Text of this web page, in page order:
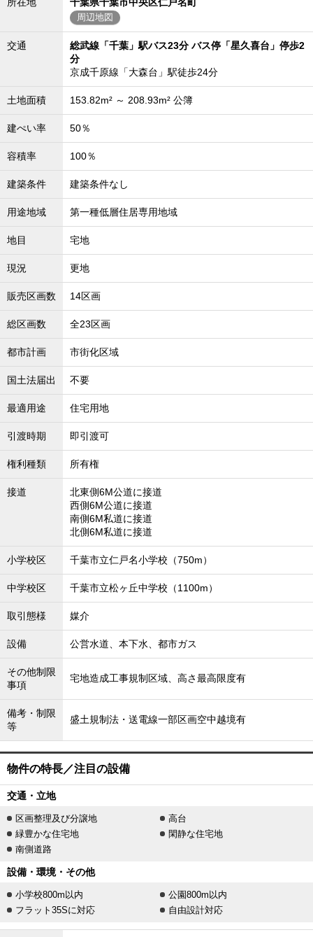
周辺地図
交通
総武線「千葉」駅バス23分 バス停「星久喜台」停歩2
分
京成千原線「大森台」駅徒歩24分
土地面積 153.82m² ～ 208.93m² 公簿
建ぺい率 50％
容積率 100％
建築条件 建築条件なし
用途地域 第一種低層住居専用地域
地目 宅地
現況 更地
販売区画数 14区画
総区画数 全23区画
都市計画 市街化区域
国土法届出 不要
最適用途 住宅用地
引渡時期 即引渡可
権利種類 所有権
接道
北東側6M公道に接道
西側6M公道に接道
南側6M私道に接道
北側6M私道に接道
小学校区 千葉市立仁戸名小学校（750m）
中学校区 千葉市立松ヶ丘中学校（1100m）
取引態様 媒介
設備 公営水道、本下水、都市ガス
その他制限
事項
宅地造成工事規制区域、高さ最高限度有
備考・制限
等
盛土規制法・送電線一部区画空中越境有
物件の特長／注目の設備
交通・立地
区画整理及び分譲地
高台
緑豊かな住宅地
閑静な住宅地
南側道路
設備・環境・その他
小学校800m以内
公園800m以内
フラット35Sに対応
自由設計対応